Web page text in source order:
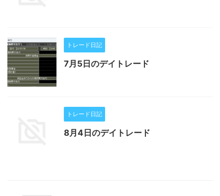
トレード日記
7月5日のデイトレード
トレード日記
8月4日のデイトレード